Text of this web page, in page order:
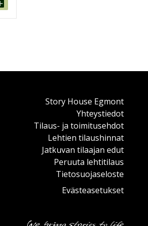
Story House Egmont
Yhteystiedot
Tilaus- ja toimitusehdot
Lehtien tilaushinnat
Jatkuvan tilaajan edut
Peruuta lehtitilaus
Tietosuojaseloste
Evästeasetukset